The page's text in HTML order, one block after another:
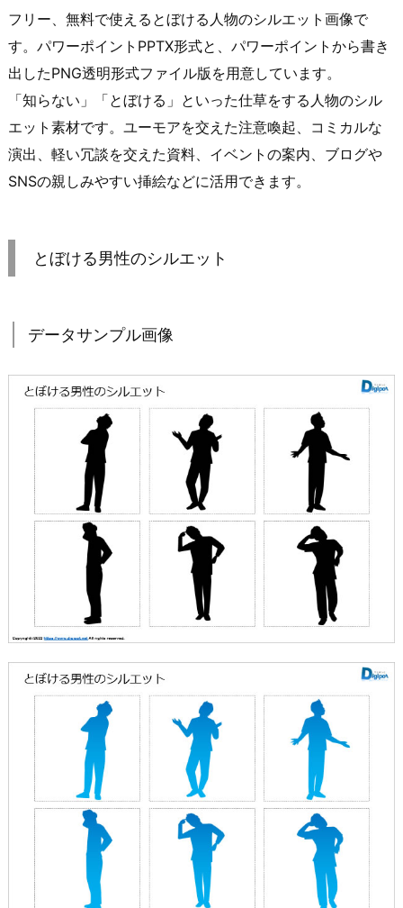
フリー、無料で使えるとぼける人物のシルエット画像で
す。パワーポイントPPTX形式と、パワーポイントから書き
出したPNG透明形式ファイル版を用意しています。
「知らない」「とぼける」といった仕草をする人物のシル
エット素材です。ユーモアを交えた注意喚起、コミカルな
演出、軽い冗談を交えた資料、イベントの案内、ブログや
SNSの親しみやすい挿絵などに活用できます。
とぼける男性のシルエット
データサンプル画像